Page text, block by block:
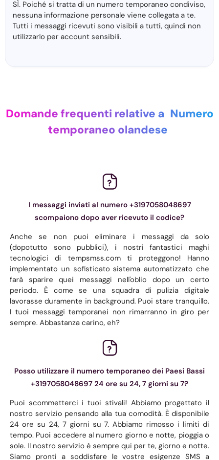
SÌ. Poiché si tratta di un numero temporaneo condiviso,
nessuna informazione personale viene collegata a te.
Tutti i messaggi ricevuti sono visibili a tutti, quindi non
utilizzarlo per account sensibili.
Domande frequenti relative a Numero
temporaneo olandese
I messaggi inviati al numero +3197058048697
scompaiono dopo aver ricevuto il codice?
Anche se non puoi eliminare i messaggi da solo
(dopotutto sono pubblici), i nostri fantastici maghi
tecnologici di tempsmss.com ti proteggono! Hanno
implementato un sofisticato sistema automatizzato che
farà sparire quei messaggi nell'oblio dopo un certo
periodo. È come se una squadra di pulizia digitale
lavorasse duramente in background. Puoi stare tranquillo.
I tuoi messaggi temporanei non rimarranno in giro per
sempre. Abbastanza carino, eh?
Posso utilizzare il numero temporaneo dei Paesi Bassi
+3197058048697 24 ore su 24, 7 giorni su 7?
Puoi scommetterci i tuoi stivali! Abbiamo progettato il
nostro servizio pensando alla tua comodità. È disponibile
24 ore su 24, 7 giorni su 7. Abbiamo rimosso i limiti di
tempo. Puoi accedere al numero giorno e notte, pioggia o
sole. Il nostro servizio è sempre qui per te, giorno e notte.
Siamo pronti a soddisfare le vostre esigenze SMS a